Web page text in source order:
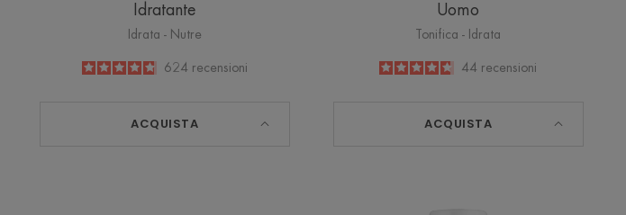
Idratante
Idrata - Nutre
4.8
/
5
624 recensioni
ACQUISTA
Uomo
Tonifica - Idrata
4.7
/
5
44 recensioni
ACQUISTA